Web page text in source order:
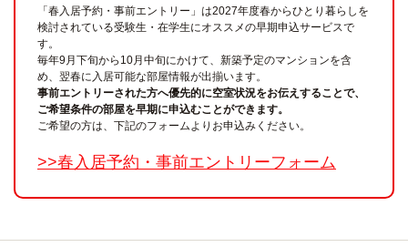
「春入居予約・事前エントリー」は2027年度春からひとり暮らしを
検討されている受験生・在学生にオススメの早期申込サービスで
す。
毎年9月下旬から10月中旬にかけて、新築予定のマンションを含
め、翌春に入居可能な部屋情報が出揃います。
事前エントリーされた方へ優先的に空室状況をお伝えすることで、
ご希望条件の部屋を早期に申込むことができます。
ご希望の方は、下記のフォームよりお申込みください。
>>春入居予約・事前エントリーフォーム